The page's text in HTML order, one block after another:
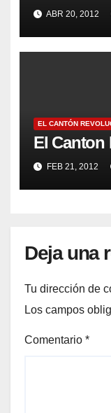
ABR 20, 2012
EL CANTÓN
El Canton
FEB 21, 2012
Deja una
Tu dirección de
Los campos
Comentario *